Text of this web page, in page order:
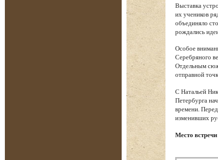
Выставка
их учеников
объединяло
рождались
Особое
Серебряного
Отдельным
отправной
С Натальей
Петербурга
времени.
изменивших
Место